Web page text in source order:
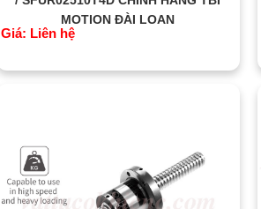
MOTION ĐÀI LOAN
Giá: Liên hệ